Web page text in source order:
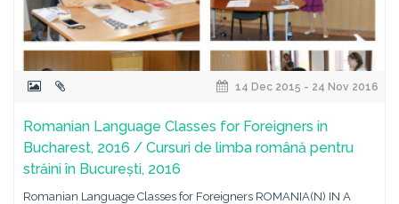
14 Dec 2015 - 24 Nov 2016
Romanian Language Classes for Foreigners in
Bucharest, 2016 / Cursuri de limba română pentru
străini în București, 2016
Romanian Language Classes for Foreigners ROMANIA(N) IN A